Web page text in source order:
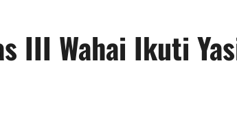
III Wahai Ikuti